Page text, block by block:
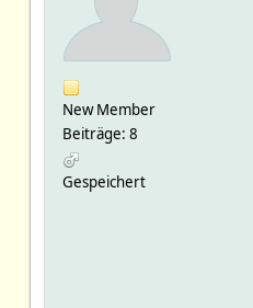
New Member
Beiträge: 8
Gespeichert